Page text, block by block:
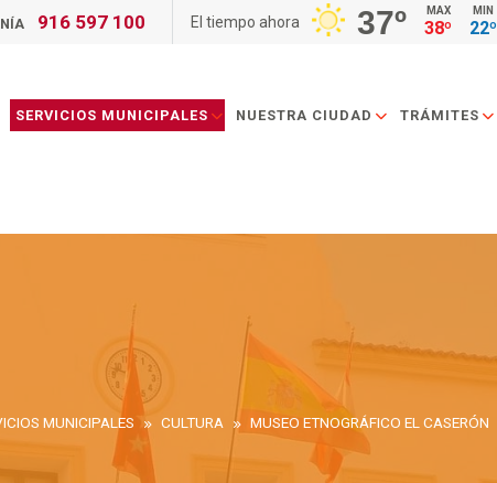
916 597 100 El tiempo ahora 37º MAX
38º
MIN
22º
SERVICIOS MUNICIPALES NUESTRA CIUDAD TRÁMITES
MUNICIPALES CULTURA MUSEO ETNOGRÁFICO EL CASERÓN